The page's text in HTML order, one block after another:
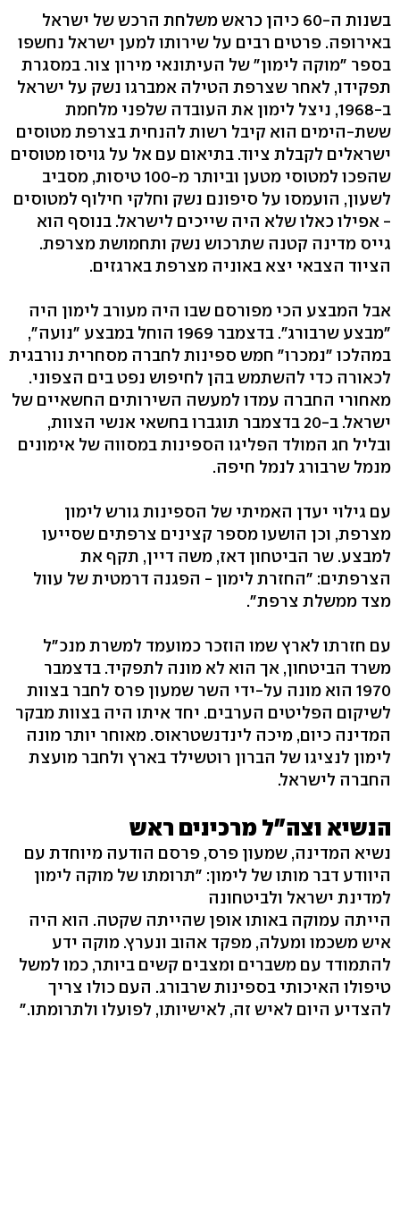
בשנות ה-60 כיהן כראש משלחת הרכש של ישראל
באירופה. פרטים רבים על שירותו למען ישראל נחשפו
בספר "מוקה לימון" של העיתונאי מירון צור. במסגרת
תפקידו, לאחר שצרפת הטילה אמברגו נשק על ישראל
ב-1968, ניצל לימון את העובדה שלפני מלחמת
ששת-הימים הוא קיבל רשות להנחית בצרפת מטוסים
ישראלים לקבלת ציוד. בתיאום עם אל על גויסו מטוסים
שהפכו למטוסי מטען וביותר מ-100 טיסות, מסביב
לשעון, הועמסו על סיפונם נשק וחלקי חילוף למטוסים
- אפילו כאלו שלא היה שייכים לישראל. בנוסף הוא
גייס מדינה קטנה שתרכוש נשק ותחמושת מצרפת.
הציוד הצבאי יצא באוניה מצרפת בארגזים.
אבל המבצע הכי מפורסם שבו היה מעורב לימון היה
"מבצע שרבורג". בדצמבר 1969 הוחל במבצע "נועה",
במהלכו "נמכרו" חמש ספינות לחברה מסחרית נורבגית
לכאורה כדי להשתמש בהן לחיפוש נפט בים הצפוני.
מאחורי החברה עמדו למעשה השירותים החשאיים של
ישראל. ב-20 בדצמבר תוגברו בחשאי אנשי הצוות,
ובליל חג המולד הפליגו הספינות במסווה של אימונים
מנמל שרבורג לנמל חיפה.
עם גילוי יעדן האמיתי של הספינות גורש לימון
מצרפת, וכן הושעו מספר קצינים צרפתים שסייעו
למבצע. שר הביטחון דאז, משה דיין, תקף את
הצרפתים: "החזרת לימון - הפגנה דרמטית של עוול
מצד ממשלת צרפת".
עם חזרתו לארץ שמו הוזכר כמועמד למשרת מנכ"ל
משרד הביטחון, אך הוא לא מונה לתפקיד. בדצמבר
1970 הוא מונה על-ידי השר שמעון פרס לחבר בצוות
לשיקום הפליטים הערבים. יחד איתו היה בצוות מבקר
המדינה כיום, מיכה לינדנשטראוס. מאוחר יותר מונה
לימון לנציגו של הברון רוטשילד בארץ ולחבר מועצת
החברה לישראל.
הנשיא וצה"ל מרכינים ראש
נשיא המדינה, שמעון פרס, פרסם הודעה מיוחדת עם
היוודע דבר מותו של לימון: "תרומתו של מוקה לימון
למדינת ישראל ולביטחונה
הייתה עמוקה באותו אופן שהייתה שקטה. הוא היה
איש משכמו ומעלה, מפקד אהוב ונערץ. מוקה ידע
להתמודד עם משברים ומצבים קשים ביותר, כמו למשל
טיפולו האיכותי בספינות שרבורג. העם כולו צריך
להצדיע היום לאיש זה, לאישיותו, לפועלו ולתרומתו."